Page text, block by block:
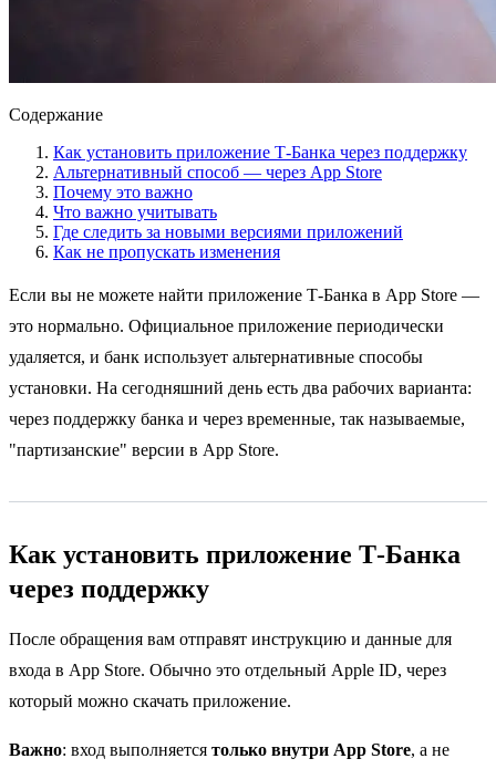
Содержание
Как установить приложение Т-Банка через поддержку
Альтернативный способ — через App Store
Почему это важно
Что важно учитывать
Где следить за новыми версиями приложений
Как не пропускать изменения
Если вы не можете найти приложение Т-Банка в App Store —
это нормально. Официальное приложение периодически
удаляется, и банк использует альтернативные способы
установки. На сегодняшний день есть два рабочих варианта:
через поддержку банка и через временные, так называемые,
"партизанские" версии в App Store.
Как установить приложение Т-Банка
через поддержку
После обращения вам отправят инструкцию и данные для
входа в App Store. Обычно это отдельный Apple ID, через
который можно скачать приложение.
Важно: вход выполняется только внутри App Store, а не